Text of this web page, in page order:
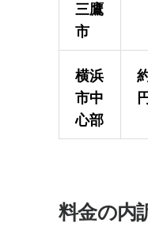
三鷹
市
横浜
市中
心部
料金の内